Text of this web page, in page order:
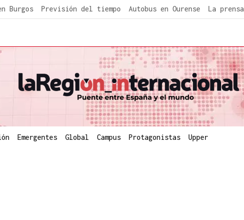
Burgos Previsión del tiempo Autobus en Ourense La prensa
Emergentes Global Campus Protagonistas Upper